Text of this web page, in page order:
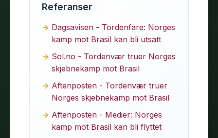
Referanser
Dagsavisen - Tordenfare: Norges
kamp mot Brasil kan bli utsatt
Sol.no - Tordenvær truer Norges
skjebnekamp mot Brasil
Aftenposten - Tordenvær truer
Norges skjebnekamp mot Brasil
Aftenposten - Medier: Norges
kamp mot Brasil kan bli flyttet